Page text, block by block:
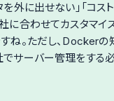
外に出せない」「コス
に合わせてカスタマイ
すね。ただし、Docker
でサーバー管理をする